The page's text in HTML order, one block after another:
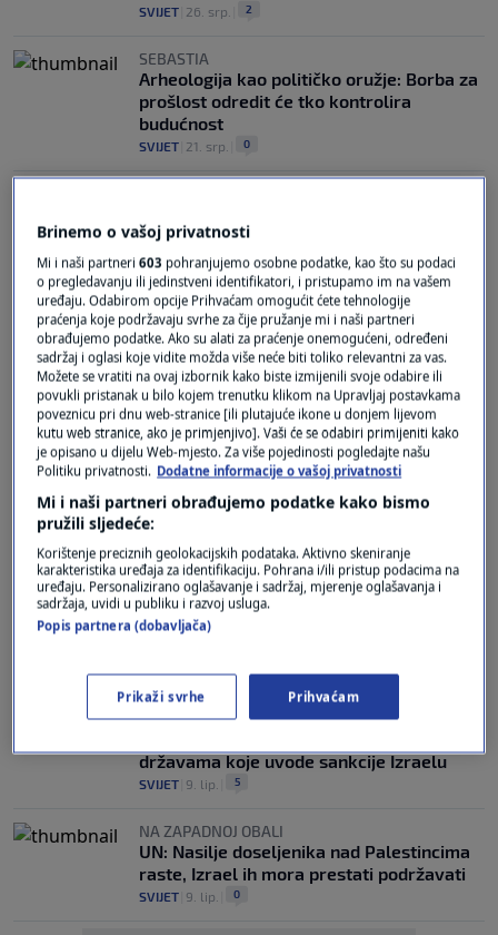
SVIJET 26. srp. 2
SEBASTIA
Arheologija kao političko oružje: Borba za
prošlost odredit će tko kontrolira
budućnost
SVIJET 21. srp. 0
Oglas
DJECA GINU I U "PRIMIRJU"
Izraelci gađali šator u "sigurnoj zoni",
poginuo 12-godišnji dječak. Ubijen i
Palestinac na Zapadnoj obali
SVIJET|24. lip.| 3
SUKOBI SE NASTAVLJAJU
Nakon ubojstva dvojice Palestinaca izbili
SVIJET|22. lip.|
OKREĆE LI SE PLOČA?
državama koje uvode sankcije Izraelu
SVIJET 9. lip. 5
NA ZAPADNOJ OBALI
UN: Nasilje doseljenika nad Palestincima
raste, Izrael ih mora prestati podržavati
SVIJET 9. lip. 0
Brinemo o vašoj privatnosti
Mi i naši partneri603 pohranjujemo osobne podatke, kao što su podaci
o pregledavanju ili jedinstveni identifikatori, i pristupamo im na vašem
uređaju. Odabirom opcije Prihvaćam omogućit ćete tehnologije
praćenja koje podržavaju svrhe za čije pružanje mi i naši partneri
obrađujemo podatke. Ako su alati za praćenje onemogućeni, određeni
sadržaj i oglasi koje vidite možda više neće biti toliko relevantni za vas.
Možete se vratiti na ovaj izbornik kako biste izmijenili svoje odabire ili
povukli pristanak u bilo kojem trenutku klikom na Upravljaj postavkama
poveznicu pri dnu web-stranice [ili plutajuće ikone u donjem lijevom
kutu web stranice, ako je primjenjivo]. Vaši će se odabiri primijeniti kako
je opisano u dijelu Web-mjesto. Za više pojedinosti pogledajte našu
Politiku privatnosti. Dodatne informacije o vašoj privatnosti
Mi i naši partneri obrađujemo podatke kako bismo
pružili sljedeće:
Korištenje preciznih geolokacijskih podataka. Aktivno skeniranje
karakteristika uređaja za identifikaciju. Pohrana i/ili pristup podacima na
uređaju. Personalizirano oglašavanje i sadržaj, mjerenje oglašavanja i
sadržaja, uvidi u publiku i razvoj usluga.
Popis partnera (dobavljača)
Prikaži svrhe Prihvaćam